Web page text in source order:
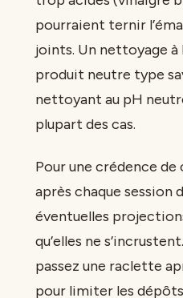
pourraient ternir
joints. Un nettoyage à
produit neutre type
nettoyant au pH
plupart des cas.
Pour une crédence
après chaque session
éventuelles
qu’elles ne
passez une raclette
pour limiter les